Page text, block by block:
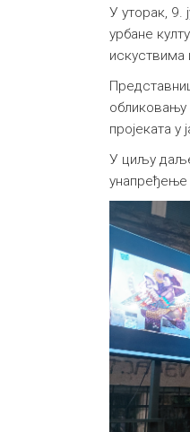
У уторак, 9.
урбане
искуствима
обликовању
пројеката
У циљу
унапређење